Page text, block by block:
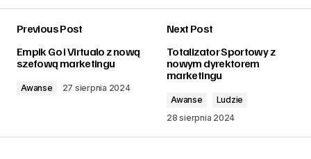
Previous Post
Empik Go i Virtualo z nową
szefową marketingu
Awanse 27 sierpnia 2024
Next Post
Totalizator Sportowy z
nowym dyrektorem
marketingu
Awanse
Ludzie
28 sierpnia 2024